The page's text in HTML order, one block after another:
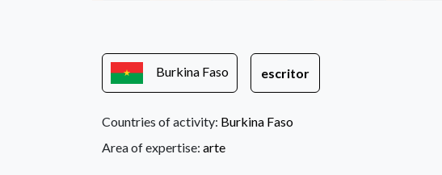
Burkina Faso escritor
Countries of activity: Burkina Faso
Area of expertise: arte